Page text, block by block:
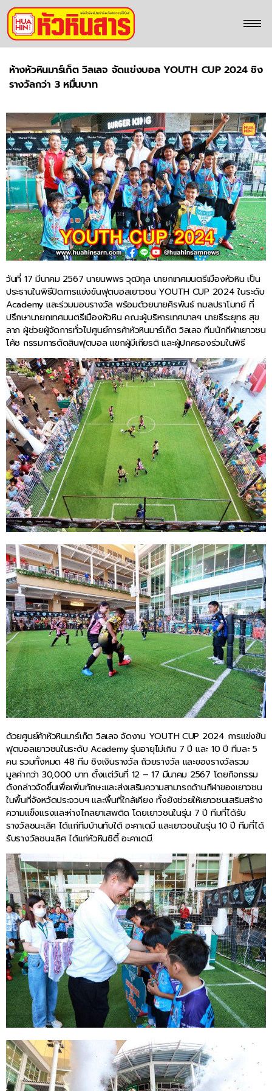
ห้างหัวหินมาร์เก็ต วิลเลจ จัดแข่งบอล YOUTH CUP 2024 ชิง
รางวัลกว่า 3 หมื่นบาท
วันที่ 17 มีนาคม 2567 นายนพพร วุฒิกุล นายกเทศมนตรีเมืองหัวหิน เป็น
ประธานในพิธีปิดการแข่งขันฟุตบอลเยาวชน YOUTH CUP 2024 ในระดับ
Academy และร่วมมอบรางวัล พร้อมด้วยนายศิรพันธ์ กมลปราโมทย์ ที่
ปรึกษานายกเทศมนตรีเมืองหัวหิน คณะผู้บริหารเทศบาลฯ นายธีระยุทธ สุข
ลาภ ผู้ช่วยผู้จัดการทั่วไปศูนย์การค้าหัวหินมาร์เก็ต วิลเลจ ทีมนักกีฬาเยาวชน
โค้ช กรรมการตัดสินฟุตบอล แขกผู้มีเกียรติ และผู้ปกครองร่วมในพิธี
ด้วยศูนย์ค้าหัวหินมาร์เก็ต วิลเลจ จัดงาน YOUTH CUP 2024 การแข่งขัน
ฟุตบอลเยาวชนในระดับ Academy รุ่นอายุไม่เกิน 7 ปี และ 10 ปี ทีมละ 5
คน รวมทั้งหมด 48 ทีม ชิงเงินรางวัล ถ้วยรางวัล และของรางวัลรวม
มูลค่ากว่า 30,000 บาท ตั้งแต่วันที่ 12 – 17 มีนาคม 2567 โดยกิจกรรม
ดังกล่าวจัดขึ้นเพื่อเพิ่มทักษะและส่งเสริมความสามารถด้านกีฬาของเยาวชน
ในพื้นที่จังหวัดประจวบฯ และพื้นที่ใกล้เคียง ทั้งยังช่วยให้เยาวชนเสริมสร้าง
ความแข็งแรงและห่างไกลยาเสพติด โดยเยาวชนในรุ่น 7 ปี ทีมที่ได้รับ
รางวัลชนะเลิศ ได้แก่ทีมบ้านทับใต้ อะคาเดมี และเยาวชนในรุ่น 10 ปี ทีมที่ได้
รับรางวัลชนะเลิศ ได้แก่หัวหินซิตี้ อะคาเดมี.